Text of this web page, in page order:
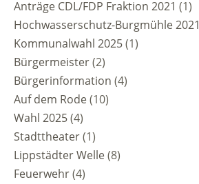
Anträge CDL/FDP Fraktion 2021 (1)
Hochwasserschutz-Burgmühle 2021
Kommunalwahl 2025(1)
Bürgermeister(2)
Bürgerinformation (4)
Auf dem Rode(10)
Wahl 2025(4)
Stadttheater(1)
Lippstädter Welle(8)
Feuerwehr(4)